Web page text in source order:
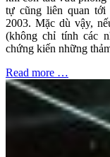
tự cũng liên quan tới
2003. Mặc dù vậy,
(không chỉ tính các
chứng kiến những
Read more …